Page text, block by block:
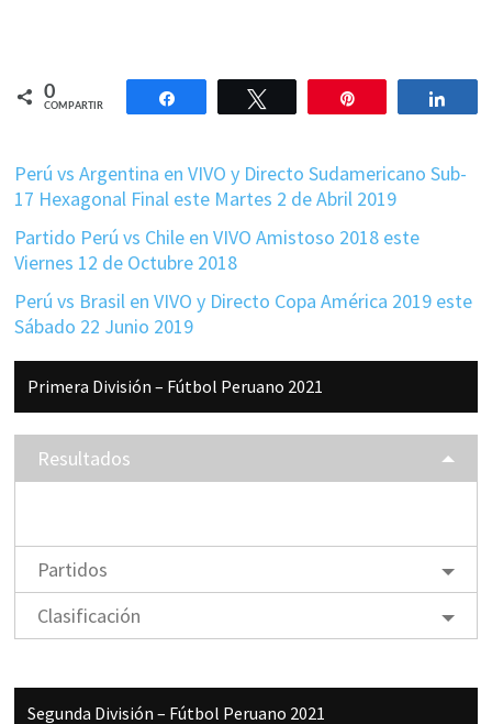
0
COMPARTIR
Compartir
Perú vs Argentina en VIVO y Directo Sudamericano Sub-
17 Hexagonal Final este Martes 2 de Abril 2019
Partido Perú vs Chile en VIVO Amistoso 2018 este
Viernes 12 de Octubre 2018
Perú vs Brasil en VIVO y Directo Copa América 2019 este
Sábado 22 Junio 2019
Barra
lateral
principal
Primera División – Fútbol Peruano 2021
Resultados
Partidos
Clasificación
Segunda División – Fútbol Peruano 2021